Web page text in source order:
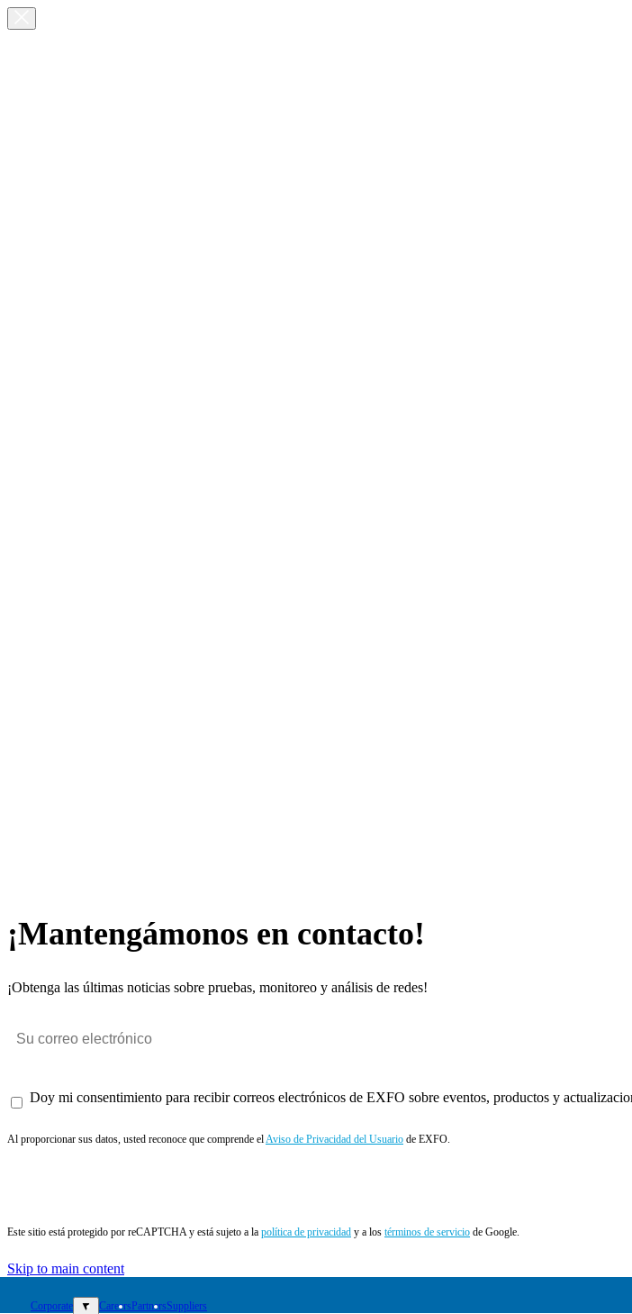
¡Mantengámonos en contacto!
¡Obtenga las últimas noticias sobre pruebas, monitoreo y análisis de redes!
Doy mi consentimiento para recibir correos electrónicos de EXFO sobre eventos, productos y
Al proporcionar sus datos, usted reconoce que comprende elAviso de Privacidad del Usuario de EXFO.
Este sitio está protegido por reCAPTCHA y está sujeto a la política de privacidad y a los términos de servicio de Google.
Skip to main content
Corporate ▼ CareersPartnersSuppliers